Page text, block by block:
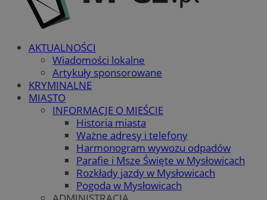
AKTUALNOŚCI
Wiadomości lokalne
Artykuły sponsorowane
KRYMINALNE
MIASTO
INFORMACJE O MIEŚCIE
Historia miasta
Ważne adresy i telefony
Harmonogram wywozu odpadów
Parafie i Msze Święte w Mysłowicach
Rozkłady jazdy w Mysłowicach
Pogoda w Mysłowicach